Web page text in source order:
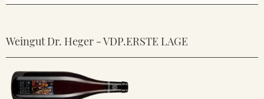
Weingut Dr. Heger - VDP.ERSTE LAGE